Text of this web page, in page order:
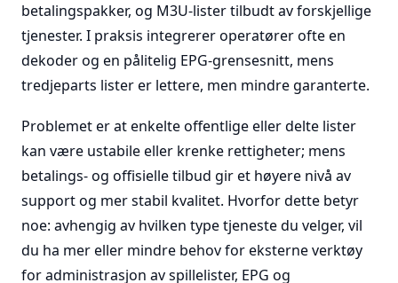
betalingspakker, og M3U-lister tilbudt av forskjellige
tjenester. I praksis integrerer operatører ofte en
dekoder og en pålitelig EPG-grensesnitt, mens
tredjeparts lister er lettere, men mindre garanterte.
Problemet er at enkelte offentlige eller delte lister
kan være ustabile eller krenke rettigheter; mens
betalings- og offisielle tilbud gir et høyere nivå av
support og mer stabil kvalitet. Hvorfor dette betyr
noe: avhengig av hvilken type tjeneste du velger, vil
du ha mer eller mindre behov for eksterne verktøy
for administrasjon av spillelister, EPG og